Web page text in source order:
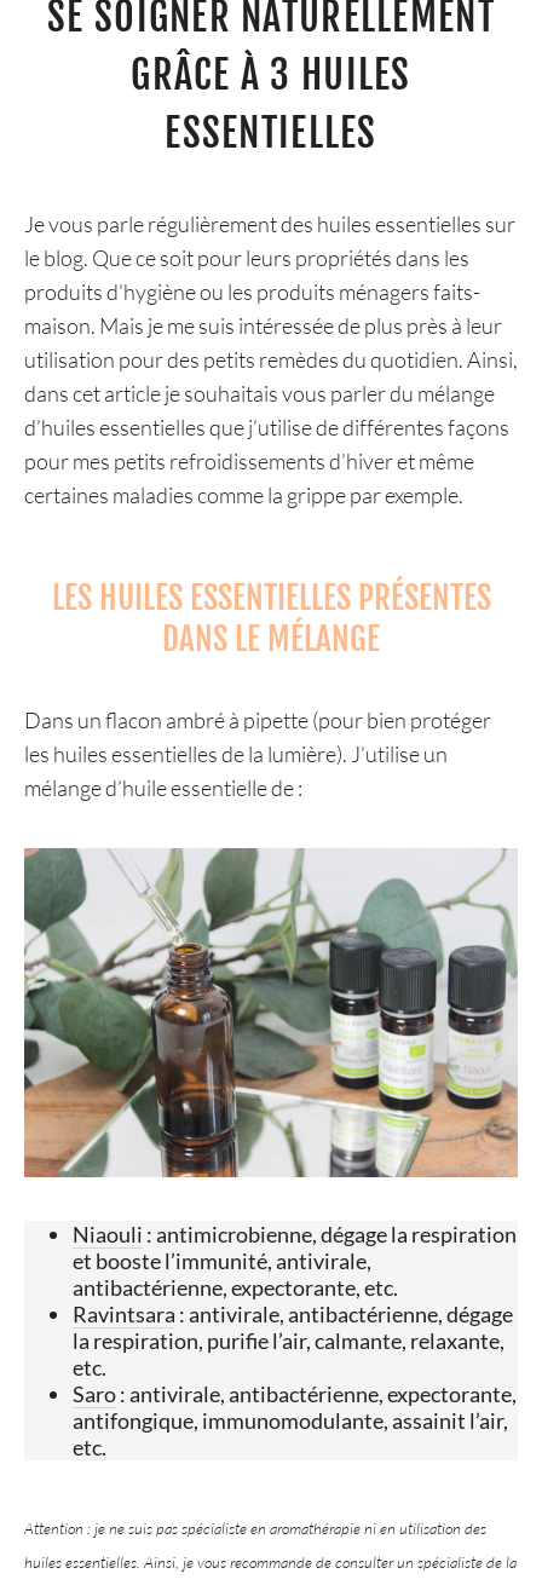
SE SOIGNER NATURELLEMENT
GRÂCE À 3 HUILES
ESSENTIELLES
Je vous parle régulièrement des huiles essentielles sur
le blog. Que ce soit pour leurs propriétés dans les
produits d’hygiène ou les produits ménagers faits-
maison. Mais je me suis intéressée de plus près à leur
utilisation pour des petits remèdes du quotidien. Ainsi,
dans cet article je souhaitais vous parler du mélange
d’huiles essentielles que j’utilise de différentes façons
pour mes petits refroidissements d’hiver et même
certaines maladies comme la grippe par exemple.
LES HUILES ESSENTIELLES PRÉSENTES
DANS LE MÉLANGE
Dans un flacon ambré à pipette (pour bien protéger
les huiles essentielles de la lumière). J’utilise un
mélange d’huile essentielle de :
Niaouli : antimicrobienne, dégage la respiration
et booste l’immunité, antivirale,
antibactérienne, expectorante, etc.
Ravintsara : antivirale, antibactérienne, dégage
la respiration, purifie l’air, calmante, relaxante,
etc.
Saro: antivirale, antibactérienne, expectorante,
antifongique, immunomodulante, assainit l’air,
etc.
Attention : je ne suis pas spécialiste en aromathérapie ni en utilisation des
huiles essentielles. Ainsi, je vous recommande de consulter un spécialiste de la